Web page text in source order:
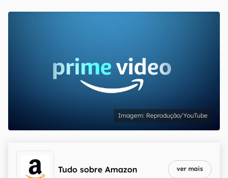
Reprodução/YouTube
Tudo sobre Amazon ver mais